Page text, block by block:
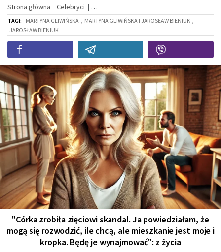
Strona główna Celebryci
TAGI: MARTYNA GLIWIŃSKA MARTYNA GLIWIŃSKA I JAROSŁAW BIENIUK
JAROSŁAW BIENIUK
"Córka zrobiła zięciowi skandal. Ja powiedziałam, że
mogą się rozwodzić, ile chcą, ale mieszkanie jest moje i
kropka. Będę je wynajmować": z życia